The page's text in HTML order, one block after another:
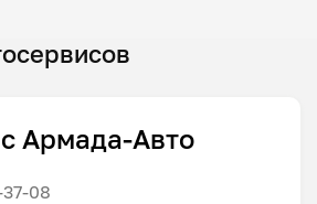
Армада-Авто
08